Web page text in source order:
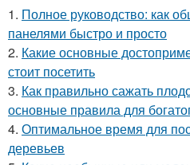
1. Полное руководство: как
панелями быстро и просто
2. Какие основные
стоит посетить
3. Как правильно сажать
основные правила для
4. Оптимальное время для
деревьев